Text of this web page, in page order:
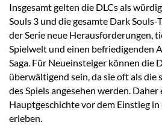
Insgesamt gelten die DLCs als
Souls 3 und die gesamte Dark Souls-
der Serie neue Herausforderungen,
Spielwelt und einen befriedigenden
Saga. Für Neueinsteiger können die
überwältigend sein, da sie oft als
des Spiels angesehen werden.
Hauptgeschichte vor dem Einstieg
erleben.